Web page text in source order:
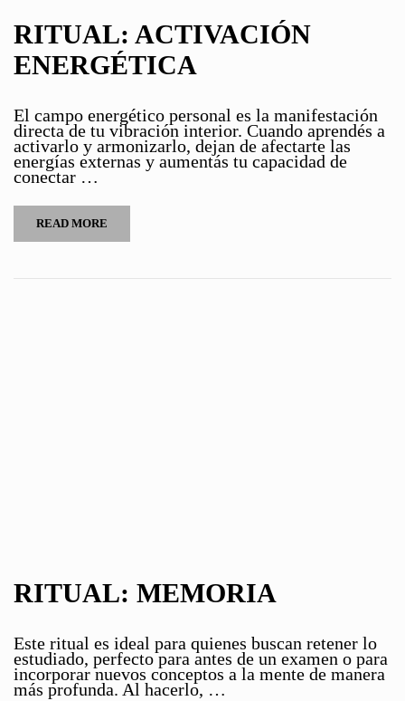
RITUAL: ACTIVACIÓN
ENERGÉTICA
El campo energético personal es la manifestación
directa de tu vibración interior. Cuando aprendés a
activarlo y armonizarlo, dejan de afectarte las
energías externas y aumentás tu capacidad de
conectar …
READ MORE
RITUAL: MEMORIA
Este ritual es ideal para quienes buscan retener lo
estudiado, perfecto para antes de un examen o para
incorporar nuevos conceptos a la mente de manera
más profunda. Al hacerlo, …